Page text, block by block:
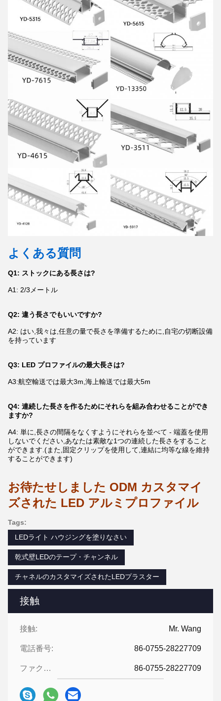
接触
接触: Mr. Wang
電話番号: 86-0755-28227709
ファクシミリ: 86-0755-28227709
よくある質問
Q1: ストックにある長さは?
A1: 2/3メートル
Q2: 違う長さでもいいですか?
A2: はい,我々は,任意の量で長さを準備するために,自宅の切断設備
を持っています
Q3: LED プロファイルの最大長さは?
A3:航空輸送では最大3m,海上輸送では最大5m
Q4: 連続した長さを作るためにそれらを組み合わせることができ
ますか?
A4: 単に,長さの間隔をなくすようにそれらを並べて - 端蓋を使用
しないでください,あなたは素敵な1つの連続した長さをすること
ができます.(また,固定クリップを使用して,連結に均等な線を維持
することができます)
お待たせしました ODM カスタマイ
ズされた LED アルミプロファイル
Tags:
LEDライト ハウジングを塗りなさい
乾式壁LEDのテープ・チャンネル
チャネルのカスタマイズされたLEDプラスター